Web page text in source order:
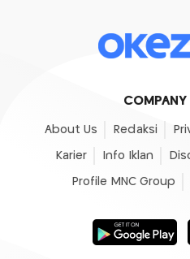
COMPANY
About Us Redaksi
Karier Info Iklan
Profile MNC Group